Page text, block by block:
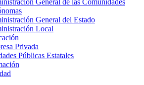
General de las Comunidades
General del Estado
Local
Privada
Públicas Estatales